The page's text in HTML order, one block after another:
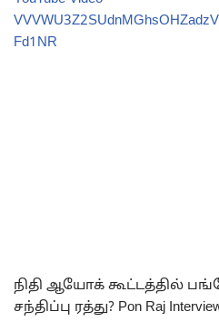
Fd1NR
நிதி ஆயோக் கூட்டத்தில்
சந்திப்பு ரத்து? Pon Raj